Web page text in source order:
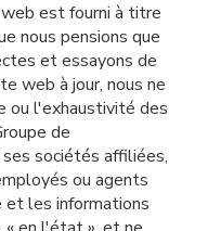
est fourni à titre
nous pensions que
et essayons de
web à jour, nous ne
ou l'exhaustivité des
de
sociétés affiliées,
ou agents
les informations